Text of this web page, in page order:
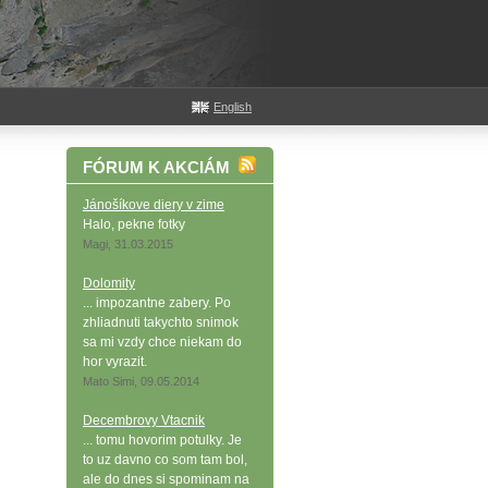
English
FÓRUM K AKCIÁM
Jánošíkove diery v zime
Halo, pekne fotky
Magi, 31.03.2015
Dolomity
... impozantne zabery. Po
zhliadnuti takychto snimok
sa mi vzdy chce niekam do
hor vyrazit.
Mato Simi, 09.05.2014
Decembrovy Vtacnik
... tomu hovorim potulky. Je
to uz davno co som tam bol,
ale do dnes si spominam na